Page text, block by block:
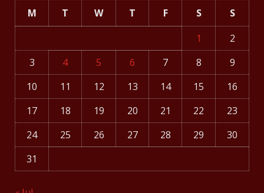
M T W T F S
S
1
2
3
4 5 6 7 8
9
10
11 12 13 14 15
16
17
18 19 20 21 22
23
24
25 26 27 28 29
30
31